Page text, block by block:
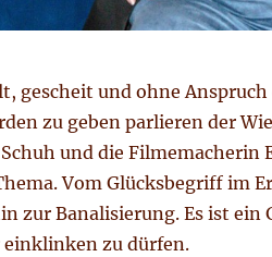
gescheit und ohne
zu geben parlieren der
und die Filmemacherin
Vom Glücksbegriff im
zur Banalisierung. Es ist ein
zu dürfen.